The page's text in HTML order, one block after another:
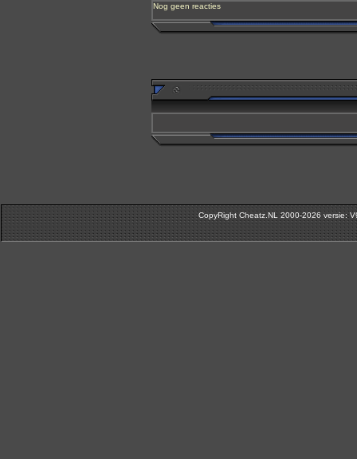
Nog geen reacties
CopyRight Cheatz.NL 2000-2026 versie: